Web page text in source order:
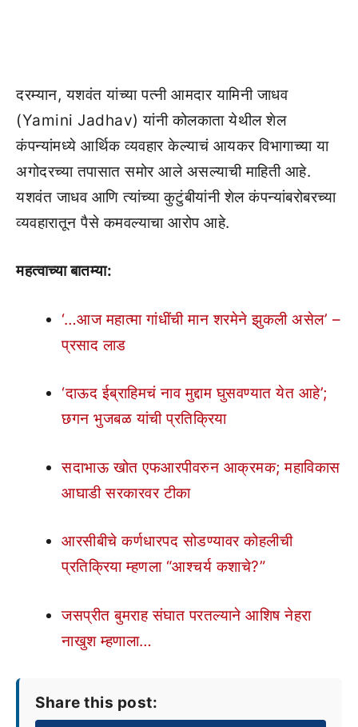
दरम्यान, यशवंत यांच्या पत्नी आमदार यामिनी जाधव
(Yamini Jadhav) यांनी कोलकाता येथील शेल
कंपन्यांमध्ये आर्थिक व्यवहार केल्याचं आयकर विभागाच्या या
अगोदरच्या तपासात समोर आले असल्याची माहिती आहे.
यशवंत जाधव आणि त्यांच्या कुटुंबीयांनी शेल कंपन्यांबरोबरच्या
व्यवहारातून पैसे कमवल्याचा आरोप आहे.
महत्वाच्या बातम्या:
‘…आज महात्मा गांधींची मान शरमेने झुकली असेल’ –
प्रसाद लाड
‘दाऊद ईब्राहिमचं नाव मुद्दाम घुसवण्यात येत आहे’;
छगन भुजबळ यांची प्रतिक्रिया
सदाभाऊ खोत एफआरपीवरुन आक्रमक; महाविकास
आघाडी सरकारवर टीका
आरसीबीचे कर्णधारपद सोडण्यावर कोहलीची
प्रतिक्रिया म्हणला “आश्चर्य कशाचे?”
जसप्रीत बुमराह संघात परतल्याने आशिष नेहरा
नाखुश म्हणाला…
Share this post: